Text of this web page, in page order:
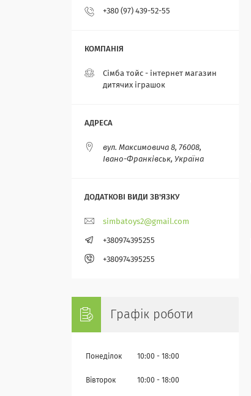
+380 (97) 439-52-55
Сімба тойс - інтернет магазин
дитячих іграшок
вул. Максимовича 8, 76008,
Івано-Франківськ, Україна
simbatoys2@gmail.com
+380974395255
+380974395255
Графік роботи
Понеділок 10:00 18:00
Вівторок 10:00 18:00